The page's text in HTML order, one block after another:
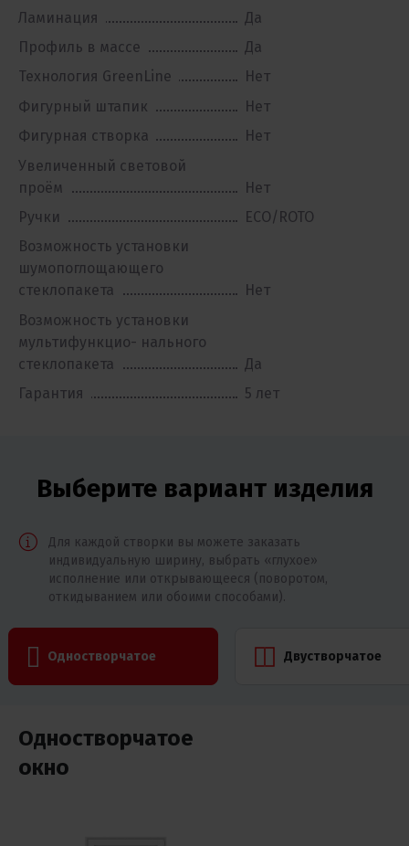
Ламинация
Да
Профиль в массе
Да
Технология GreenLine
Нет
Фигурный штапик
Нет
Фигурная створка
Нет
Увеличенный световой
проём
Нет
Ручки
ECO/ROTO
Возможность установки
шумопоглощающего
стеклопакета
Нет
Возможность установки
мультифункцио- нального
стеклопакета
Да
Гарантия
5 лет
Выберите вариант изделия
Для каждой створки вы можете заказать
индивидуальную ширину, выбрать «глухое»
исполнение или открывающееся (поворотом,
откидыванием или обоими способами).
Одностворчатое Двустворчатое
Одностворчатое
окно